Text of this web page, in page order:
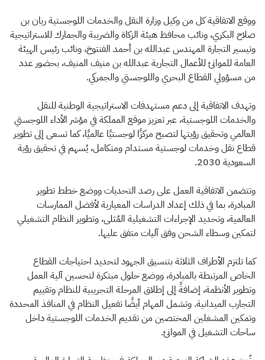
ووقع الاتفاقية كل من وكيل وزارة النقل والخدمات اللوجستية ريان بن
صلاح البكري، ونائب محافظ هيئة الزكاة والضريبة والجمارك للاستراتيجية
وتيسير التجارة المهندس عبدالله بن أحمد الفنتوخ، ونائب رئيس الهيئة
العامة للموانئ للأعمال التجارية عبدالله بن منيف المنيف، بحضور عدد
من مسؤولي القطاع البحري واللوجستي والجمركي.
وتهدف الاتفاقية إلى دعم مستهدفات الاستراتيجية الوطنية للنقل
والخدمات اللوجستية، عبر تعزيز موقع المملكة في مؤشر الأداء اللوجستي
العالمي وتحقيق رؤيتها لتصبح مركزًا لوجستيًا عالميًا، كما تسعى إلى تطوير
قطاع نقل وخدمات لوجستية مستدام ومتكامل، يُسهم في تحقيق رؤية
السعودية 2030.
وتتضمن الاتفاقية العمل على رصد التحديات ووضع خطط تطوير
المبادرة، بما في ذلك إعداد الدراسات المعيارية لأفضل الممارسات
العالمية، وتحديد الإجراءات التشغيلية المُثلى، وتطوير النظام التشغيلي
لتمكين وسطاء الشحن وفق آليات متفق عليها.
كما تلتزم الأطراف الثلاثة بتنسيق الجهود لتحديد احتياجات القطاع
الخاص المرتبطة بالمبادرة، ووضع حلول مبتكرة لتحسين آلية العمل
وتطوير الأنظمة، إضافةً إلى إطلاق المرحلة التجريبية للنظام وتقييم
التجارب الميدانية. وتشمل المهام أيضًا تفعيل النظام في المنافذ المحددة
وتمكين المشغلين المختصين من تقديم الخدمات اللوجستية داخل
ساحات التشغيل في الموانئ.